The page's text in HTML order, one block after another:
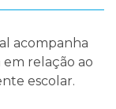
acompanha
relação ao
escolar.